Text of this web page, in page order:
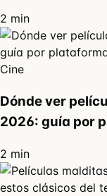
2 min
Cine
Dónde ver
2026: guía por
2 min